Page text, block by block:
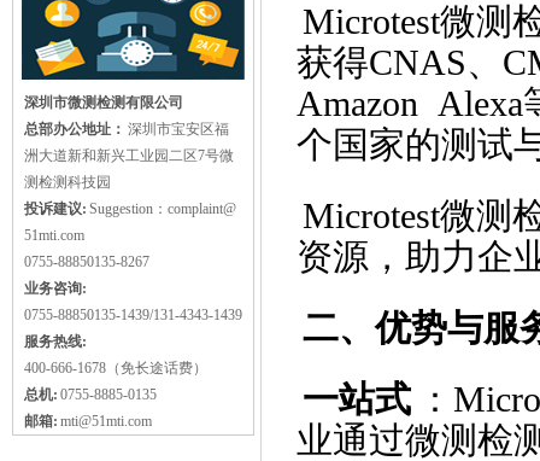
深圳市微测检测有限公司
总部办公地址： 深圳市宝安区福
洲大道新和新兴工业园二区7号微
测检测科技园
投诉建议: Suggestion：complaint@
51mti.com
0755-88850135-8267
业务咨询:
0755-88850135-1439/131-4343-1439
服务热线:
400-666-1678（免长途话费）
总机: 0755-8885-0135
邮箱: mti@51mti.com
Microtest微测
获得CNAS、
Amazon
个国家的测试
Microtest微测
资源，助力企
二、优势与服
一站式 ：
业通过微测检